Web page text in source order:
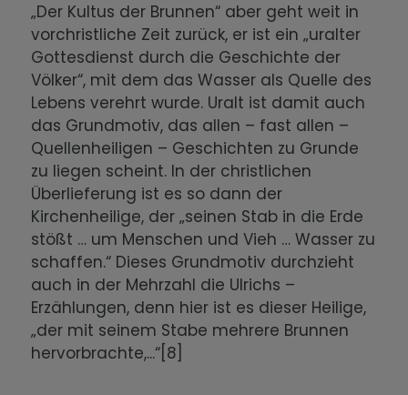
„Der Kultus der Brunnen“ aber geht weit in
vorchristliche Zeit zurück, er ist ein „uralter
Gottesdienst durch die Geschichte der
Völker“, mit dem das Wasser als Quelle des
Lebens verehrt wurde. Uralt ist damit auch
das Grundmotiv, das allen – fast allen –
Quellenheiligen – Geschichten zu Grunde
zu liegen scheint. In der christlichen
Überlieferung ist es so dann der
Kirchenheilige, der „seinen Stab in die Erde
stößt … um Menschen und Vieh … Wasser zu
schaffen.“ Dieses Grundmotiv durchzieht
auch in der Mehrzahl die Ulrichs –
Erzählungen, denn hier ist es dieser Heilige,
„der mit seinem Stabe mehrere Brunnen
hervorbrachte,...“[8]